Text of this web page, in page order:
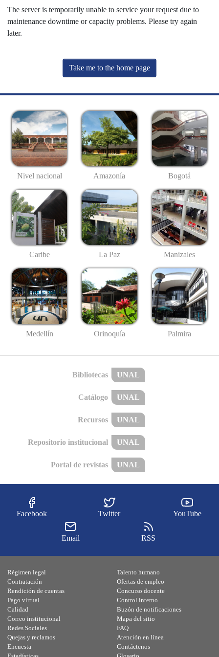
The server is temporarily unable to service your request due to
maintenance downtime or capacity problems. Please try again
later.
Take me to the home page
Nivel nacional Amazonía Bogotá
Caribe La Paz Manizales
Medellín Orinoquía Palmira
Bibliotecas UNAL
Catálogo UNAL
Recursos UNAL
Repositorio institucional UNAL
Portal de revistas UNAL
Facebook Twitter YouTube
Email RSS
Régimen legal
Contratación
Rendición de cuentas
Pago virtual
Calidad
Talento humano
Ofertas de empleo
Concurso docente
Control interno
Buzón de notificaciones
Correo institucional
Redes Sociales
Quejas y reclamos
Encuesta
Mapa del sitio
FAQ
Atención en línea
Contáctenos